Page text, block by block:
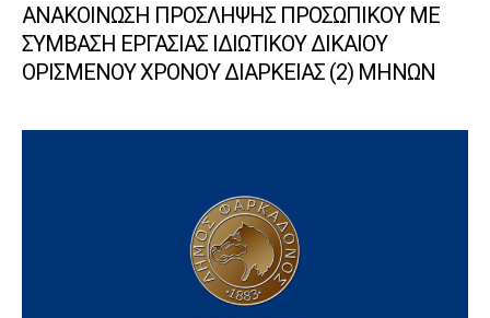
ΑΝΑΚΟΙΝΩΣΗ ΠΡΟΣΛΗΨΗΣ ΠΡΟΣΩΠΙΚΟΥ ΜΕ
ΣΥΜΒΑΣΗ ΕΡΓΑΣΙΑΣ ΙΔΙΩΤΙΚΟΥ ΔΙΚΑΙΟΥ
ΟΡΙΣΜΕΝΟΥ ΧΡΟΝΟΥ ΔΙΑΡΚΕΙΑΣ (2) ΜΗΝΩΝ